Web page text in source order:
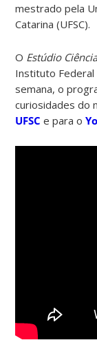
mestrado pela
Catarina (UFSC).
O Estúdio
Instituto Federal
semana, o
curiosidades do
UFSC e para o